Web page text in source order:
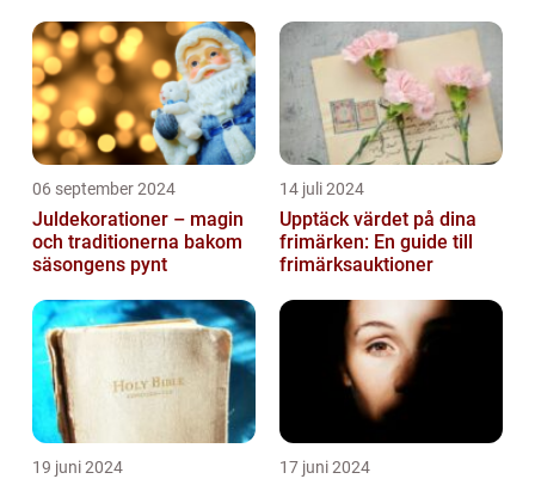
06 september 2024
Juldekorationer – magin
och traditionerna bakom
säsongens pynt
14 juli 2024
Upptäck värdet på dina
frimärken: En guide till
frimärksauktioner
19 juni 2024 17 juni 2024